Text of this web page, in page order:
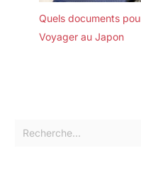
Quels documents
Voyager au Japon